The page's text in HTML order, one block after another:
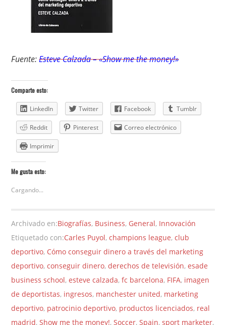
Fuente:Esteve Calzada – «Show me the money!»
Comparte esto:
LinkedIn Twitter Facebook Tumblr
Reddit Pinterest Correo electrónico
Imprimir
Me gusta esto:
Cargando...
Archivado en:Biografías, Business, General, Innovación
Etiquetado con:Carles Puyol,champions league,club
deportivo, Cómo conseguir dinero a través del marketing
deportivo,conseguir dinero,derechos de televisión,esade
business school,esteve calzada,fc barcelona, FIFA, imagen
de deportistas, ingresos, manchester united, marketing
deportivo, patrocinio deportivo, productos licenciados, real
madrid,Show me the money!,Soccer,Spain,sport marketer,